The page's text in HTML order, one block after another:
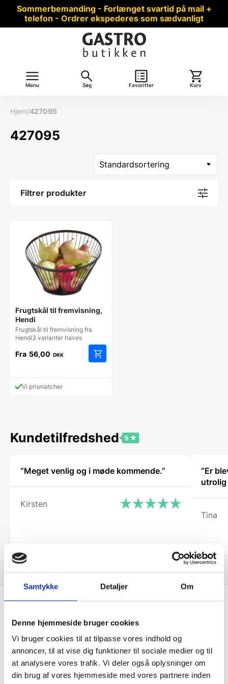
Samtykke Detaljer Om
Denne hjemmeside bruger cookies
Vi bruger cookies til at tilpasse vores indhold og
annoncer, til at vise dig funktioner til sociale medier og til
at analysere vores trafik. Vi deler også oplysninger om
din brug af vores hjemmeside med vores partnere inden
Sommerbemanding - Forlænget svartid på mail +
telefon - Ordrer ekspederes som sædvanligt
Menu Søg Favoritter Kurv
Hjem/427095
427095
Filtrer produkter
Frugtskål til fremvisning,
Hendi
Frugtskål til fremvisning fra
Hendi3 varianter haves
Fra 56,00 DKK
vare
vælges
på
Vi prismatcher
Kundetilfredshed
“Meget venlig og i møde kommende.”
Kirsten
“Er
utrolig
Tina
Få de bedste tilbud først!
Husk at tilmelde dig vores nyhedsbrev og vær først
til de bedste tilbud. Og bare rolig, vi spammer dig
ikke, men sender kun relevante tilbud og